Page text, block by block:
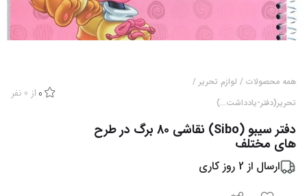
همه محصولات / لوازم تحریر /
تحریر(دفتر-یادداشت...)
0 از 0 نفر
دفتر سیبو (Sibo) نقاشی 80 برگ در طرح
های مختلف
ارسال از 2 روز کاری